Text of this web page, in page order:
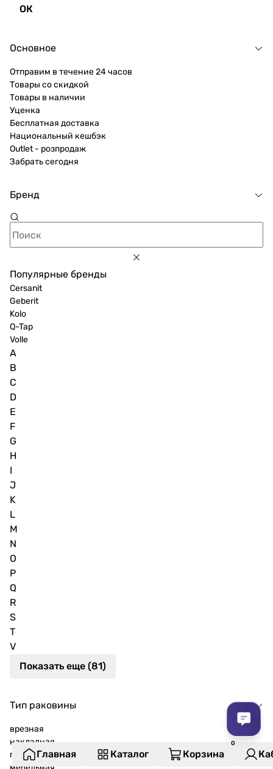
ОК
Основное
Отправим в течение 24 часов
Товары со скидкой
Товары в наличии
Уценка
Бесплатная доставка
Национальный кешбэк
Outlet - розпродаж
Забрать сегодня
Бренд
Популярные бренды
Cersanit
Geberit
Kolo
Q-Tap
Volle
A
B
C
D
E
F
G
H
I
J
K
L
M
N
O
P
Q
R
S
T
V
Показать еще (81)
Тип раковины
врезная
накладная
подвеснаяГлавная Каталог Корзина